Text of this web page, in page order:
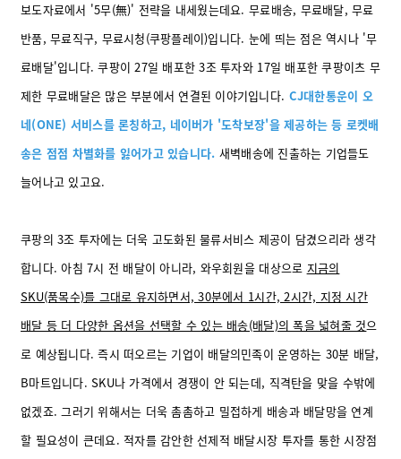
보도자료에서 '5무(無)' 전략을 내세웠는데요. 무료배송, 무료배달, 무료
반품, 무료직구, 무료시청(쿠팡플레이)입니다. 눈에 띄는 점은 역시나 '무
료배달'입니다. 쿠팡이 27일 배포한 3조 투자와 17일 배포한 쿠팡이츠 무
제한 무료배달은 많은 부분에서 연결된 이야기입니다. CJ대한통운이 오
네(ONE) 서비스를 론칭하고, 네이버가 '도착보장'을 제공하는 등 로켓배
송은 점점 차별화를 잃어가고 있습니다. 새벽배송에 진출하는 기업들도
늘어나고 있고요.
쿠팡의 3조 투자에는 더욱 고도화된 물류서비스 제공이 담겼으리라 생각
합니다. 아침 7시 전 배달이 아니라, 와우회원을 대상으로 지금의
SKU(품목수)를 그대로 유지하면서, 30분에서 1시간, 2시간, 지정 시간
배달 등 더 다양한 옵션을 선택할 수 있는 배송(배달)의 폭을 넓혀줄 것으
로 예상됩니다. 즉시 떠오르는 기업이 배달의민족이 운영하는 30분 배달,
B마트입니다. SKU나 가격에서 경쟁이 안 되는데, 직격탄을 맞을 수밖에
없겠죠. 그러기 위해서는 더욱 촘촘하고 밀접하게 배송과 배달망을 연계
할 필요성이 큰데요. 적자를 감안한 선제적 배달시장 투자를 통한 시장점